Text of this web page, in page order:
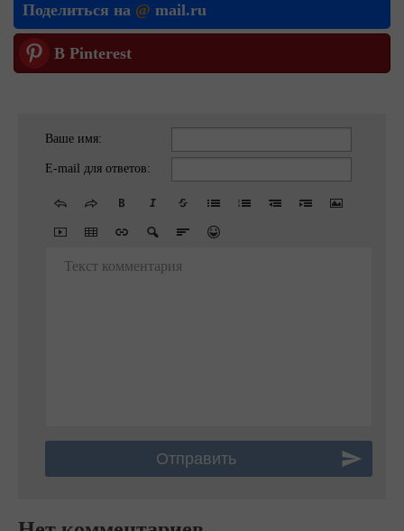
Поделиться на @ mail.ru
В Pinterest
Ваше имя:
E-mail для ответов:
Текст комментария